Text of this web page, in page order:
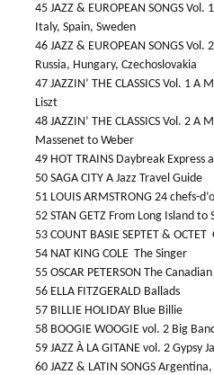
45 JAZZ & EUROPEAN SONGS
Italy, Spain, Sweden
46 JAZZ & EUROPEAN SONGS
Russia, Hungary, Czechoslovakia
47 JAZZIN’ THE CLASSICS Vol. 1
Liszt
48 JAZZIN’ THE CLASSICS Vol. 2 A
Massenet to Weber
49 HOT TRAINS Daybreak Express
50 SAGA CITY A Jazz Travel Guide
51 LOUIS ARMSTRONG 24 chefs-
52 STAN GETZ From Long Island to
53 COUNT BASIE SEPTET &
54 NAT KING COLE The Singer
55 OSCAR PETERSON The
56 ELLA FITZGERALD Ballads
57 BILLIE HOLIDAY Blue Billie
58 BOOGIE WOOGIE vol. 2 Big
59 JAZZ À LA GITANE vol. 2 Gypsy
60 JAZZ & LATIN SONGS